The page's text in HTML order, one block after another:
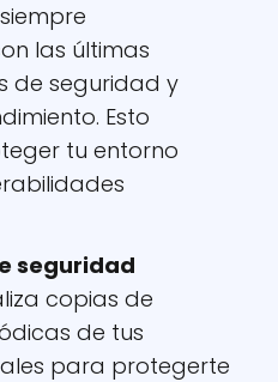
las últimas
de seguridad y
Esto
tu entorno
seguridad
copias de
de tus
para protegerte